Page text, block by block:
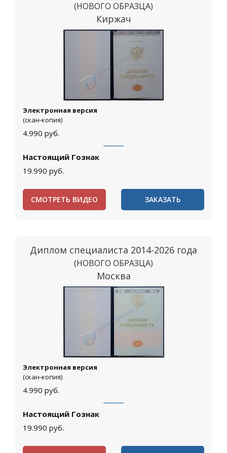
(НОВОГО ОБРАЗЦА)
Киржач
Электронная версия
(скан-копия)
4.990 руб.
Настоящий Гознак
19.990 руб.
СМОТРЕТЬ ВИДЕО ЗАКАЗАТЬ
Диплом специалиста 2014-2026 года
(НОВОГО ОБРАЗЦА)
Москва
Электронная версия
(скан-копия)
4.990 руб.
Настоящий Гознак
19.990 руб.